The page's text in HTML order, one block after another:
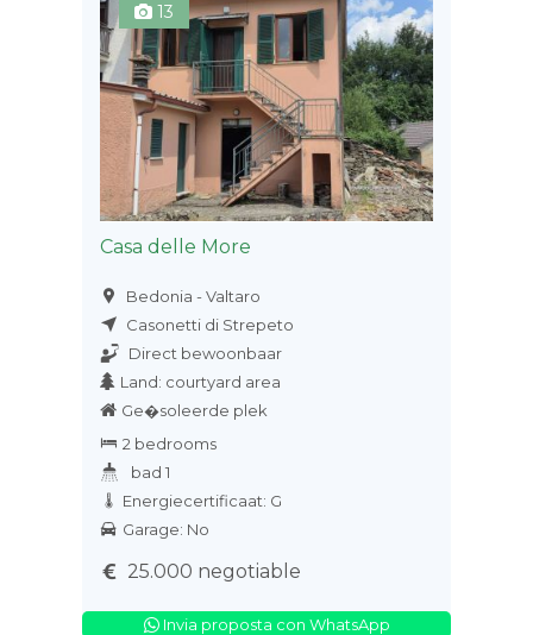
13
Casa delle More
Bedonia - Valtaro
Casonetti di Strepeto
Direct bewoonbaar
Land: courtyard area
Ge�soleerde plek
2 bedrooms
bad 1
Energiecertificaat: G
Garage: No
25.000 negotiable
Invia proposta con WhatsApp